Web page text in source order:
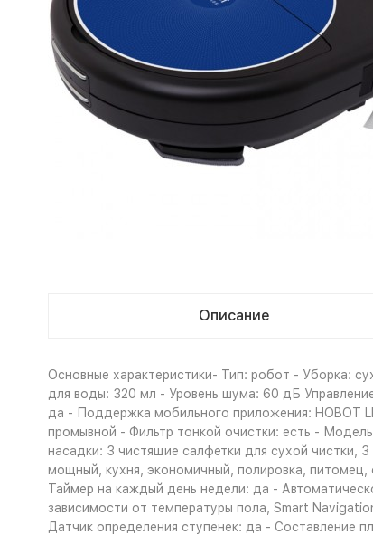
Описание
Основные характеристики- Тип: робот - Уборка:
для воды: 320 мл - Уровень шума: 60 дБ
да - Поддержка мобильного приложения: HOBOT
промывной - Фильтр тонкой очистки: есть -
насадки: 3 чистящие салфетки для сухой
мощный, кухня, экономичный, полировка,
Таймер на каждый день недели: да -
зависимости от температуры пола, Smart
Датчик определения ступенек: да - Составление